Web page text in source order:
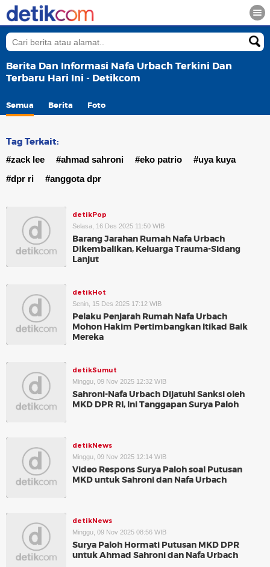
Berita Dan Informasi Nafa Urbach Terkini Dan
Terbaru Hari Ini - Detikcom
Semua Berita Foto
Tag Terkait:
#zack lee #ahmad sahroni #eko patrio
#uya kuya
#dpr ri
#anggota dpr
detikPop
Selasa, 16 Des 2025 11:50 WIB
Barang Jarahan Rumah Nafa Urbach
Dikembalikan, Keluarga Trauma-Sidang
Lanjut
detikHot
Senin, 15 Des 2025 17:12 WIB
Pelaku Penjarah Rumah Nafa Urbach
Mohon Hakim Pertimbangkan Itikad Baik
Mereka
detikSumut
Minggu, 09 Nov 2025 12:32 WIB
Sahroni-Nafa Urbach Dijatuhi Sanksi oleh
MKD DPR RI, Ini Tanggapan Surya Paloh
detikNews
Minggu, 09 Nov 2025 12:14 WIB
Video Respons Surya Paloh soal Putusan
MKD untuk Sahroni dan Nafa Urbach
detikNews
Minggu, 09 Nov 2025 08:56 WIB
Surya Paloh Hormati Putusan MKD DPR
untuk Ahmad Sahroni dan Nafa Urbach